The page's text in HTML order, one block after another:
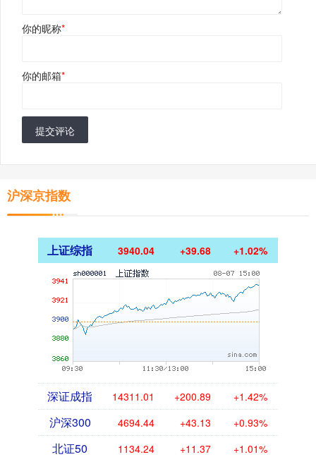
你的昵称*
你的邮箱*
提交评论
沪深京指数
上证综指 3940.04 +39.68 +1.02%
深证成指 14311.01 +200.89 +1.42%
沪深300 4694.44 +43.13 +0.93%
北证50 1134.24 +11.37 +1.01%